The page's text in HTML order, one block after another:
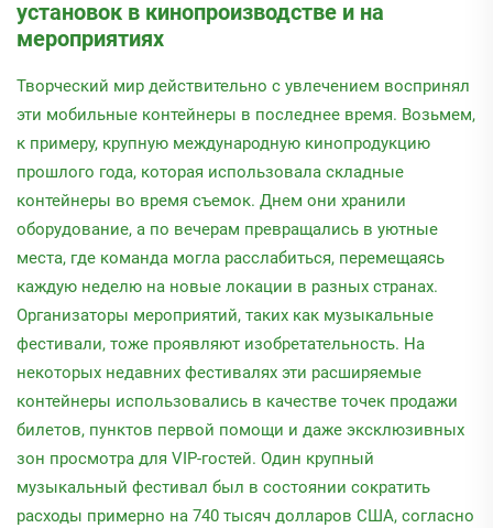
установок в кинопроизводстве и на
мероприятиях
Творческий мир действительно с увлечением воспринял
эти мобильные контейнеры в последнее время. Возьмем,
к примеру, крупную международную кинопродукцию
прошлого года, которая использовала складные
контейнеры во время съемок. Днем они хранили
оборудование, а по вечерам превращались в уютные
места, где команда могла расслабиться, перемещаясь
каждую неделю на новые локации в разных странах.
Организаторы мероприятий, таких как музыкальные
фестивали, тоже проявляют изобретательность. На
некоторых недавних фестивалях эти расширяемые
контейнеры использовались в качестве точек продажи
билетов, пунктов первой помощи и даже эксклюзивных
зон просмотра для VIP-гостей. Один крупный
музыкальный фестивал был в состоянии сократить
расходы примерно на 740 тысяч долларов США, согласно